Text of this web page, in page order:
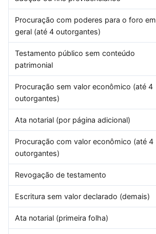
Procuração com poderes para o foro em
geral (até 4 outorgantes)
Testamento público sem conteúdo
patrimonial
Procuração sem valor econômico (até 4
outorgantes)
Ata notarial (por página adicional)
Procuração com valor econômico (até 4
outorgantes)
Revogação de testamento
Escritura sem valor declarado (demais)
Ata notarial (primeira folha)